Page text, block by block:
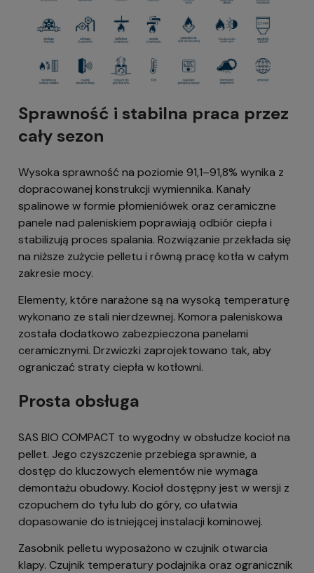
Sprawność i stabilna praca przez
cały sezon
Wysoka sprawność na poziomie 91,1–91,8% wynika z
dopracowanej konstrukcji wymiennika. Kanały
spalinowe w formie płomieniówek oraz ceramiczne
panele nad paleniskiem poprawiają odbiór ciepła i
stabilizują proces spalania. Rozwiązanie przekłada się
na niższe zużycie pelletu i równą pracę kotła w całym
zakresie mocy.
Elementy, które narażone są na wysoką temperaturę
wykonano ze stali nierdzewnej. Komora paleniskowa
została dodatkowo zabezpieczona panelami
ceramicznymi. Drzwiczki zaprojektowano tak, aby
ograniczać straty ciepła w kotłowni.
Prosta obsługa
SAS BIO COMPACT to wygodny w obsłudze kocioł na
pellet. Jego czyszczenie przebiega sprawnie, a
dostęp do kluczowych elementów nie wymaga
demontażu obudowy. Kocioł dostępny jest w wersji z
czopuchem do tyłu lub do góry, co ułatwia
dopasowanie do istniejącej instalacji kominowej.
Zasobnik pelletu wyposażono w czujnik otwarcia
klapy. Czujnik temperatury podajnika oraz ogranicznik